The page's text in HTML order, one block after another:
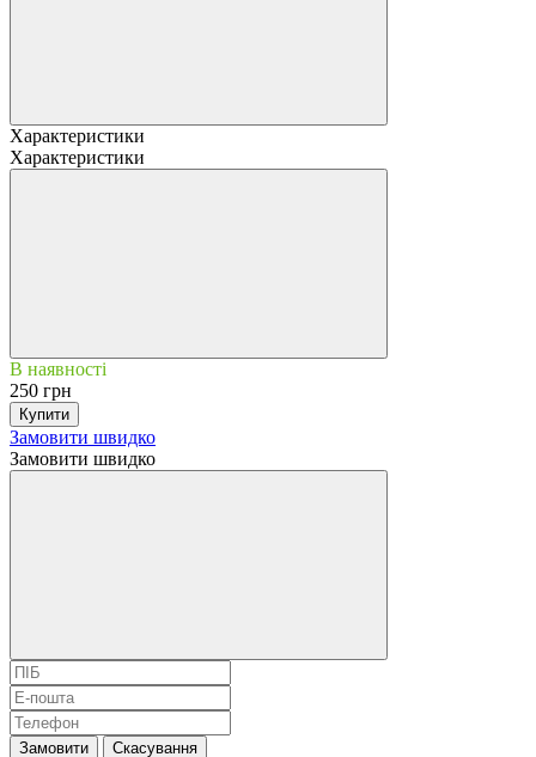
Характеристики
Характеристики
В наявності
250 грн
Купити
Замовити швидко
Замовити швидко
Замовити Скасування